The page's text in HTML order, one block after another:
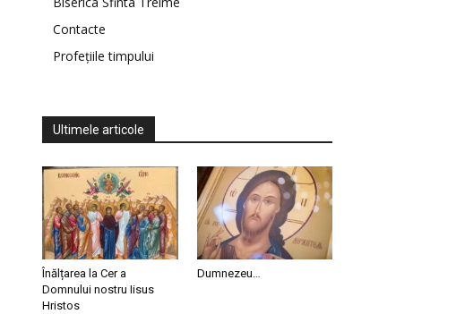
Contacte
Profețiile timpului
Ultimele articole
Înălțarea la Cer a
Domnului nostru Iisus
Hristos
Dumnezeu…